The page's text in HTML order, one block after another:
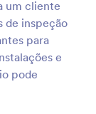
um cliente
de inspeção
para
e
pode
de receber
e
os
fácil de